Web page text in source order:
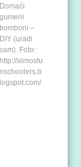
Domaći
gumeni
bomboni –
DIY (uradi
sam). Foto:
http://almostu
nschoolers.b
logspot.com/